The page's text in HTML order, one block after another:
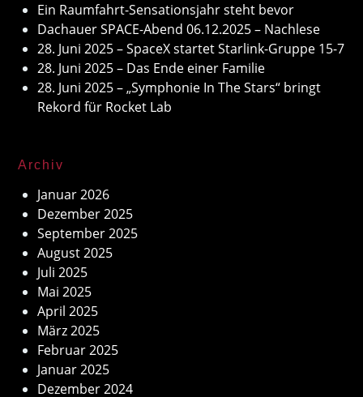
Ein Raumfahrt-Sensationsjahr steht bevor
Dachauer SPACE-Abend 06.12.2025 – Nachlese
28. Juni 2025 – SpaceX startet Starlink-Gruppe 15-7
28. Juni 2025 – Das Ende einer Familie
28. Juni 2025 – „Symphonie In The Stars“ bringt
Rekord für Rocket Lab
Archiv
Januar 2026
Dezember 2025
September 2025
August 2025
Juli 2025
Mai 2025
April 2025
März 2025
Februar 2025
Januar 2025
Dezember 2024